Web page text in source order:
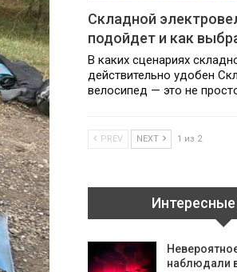
Складной
подойдет и как
В каких сценариях
действительно удобен
велосипед — это не
PREV NEXT 1 из 2
наблюдали